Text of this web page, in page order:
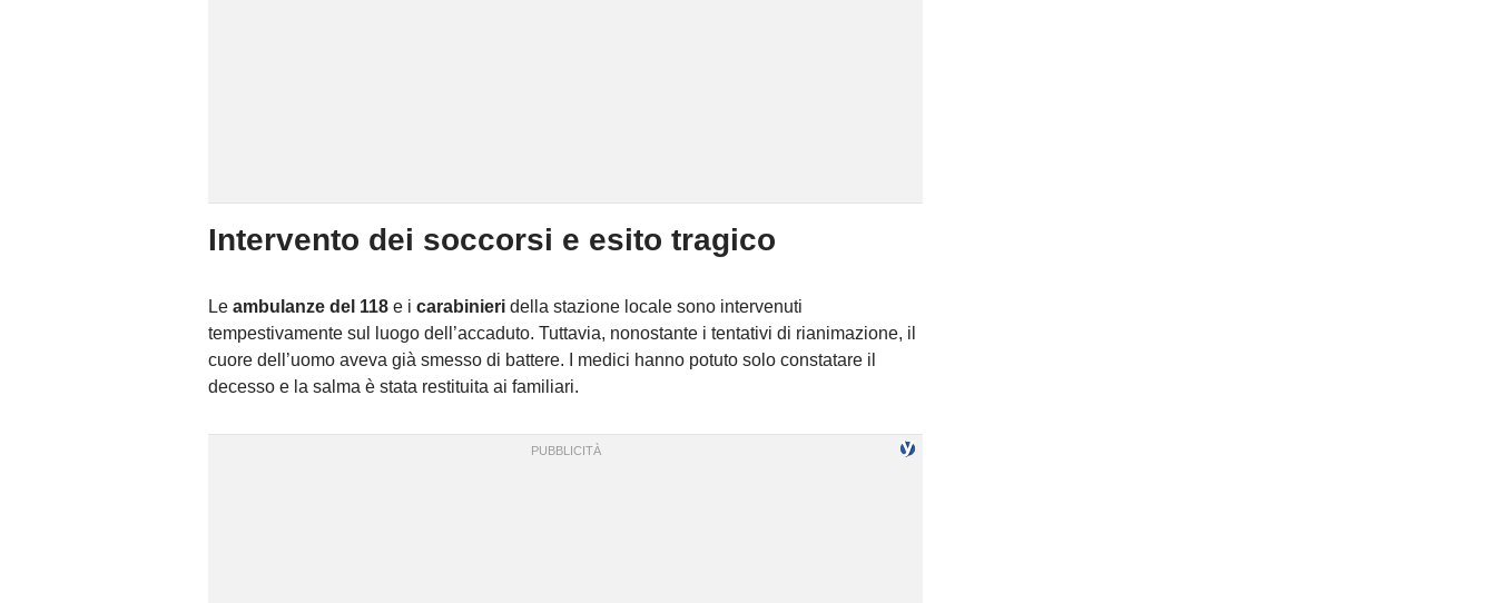
Intervento dei soccorsi e esito tragico
Le ambulanze del 118 e i carabinieri della stazione locale sono intervenuti
tempestivamente sul luogo dell’accaduto. Tuttavia, nonostante i tentativi di rianimazione, il
cuore dell’uomo aveva già smesso di battere. I medici hanno potuto solo constatare il
decesso e la salma è stata restituita ai familiari.